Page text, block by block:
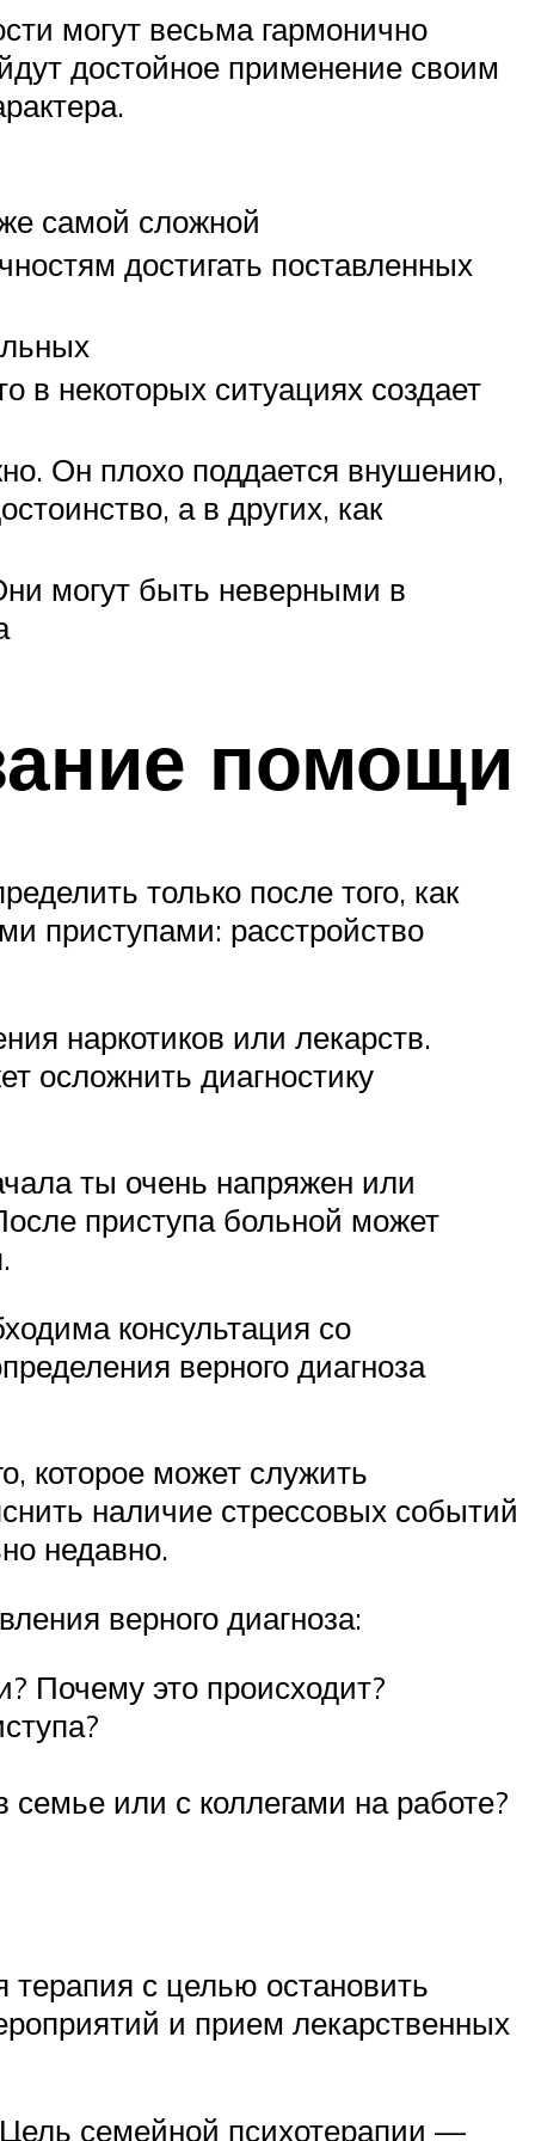
могут весьма гармонично
достойное применение своим
самой сложной
достигать поставленных
некоторых ситуациях создает
Он плохо поддается внушению,
а в других, как
могут быть неверными в
помощи
только после того, как
приступами: расстройство
наркотиков или лекарств.
осложнить диагностику
ты очень напряжен или
приступа больной может
консультация со
верного диагноза
которое может служить
наличие стрессовых событий
недавно.
верного диагноза:
Почему это происходит?
или с коллегами на работе?
терапия с целью остановить
и прием лекарственных
семейной психотерапии —